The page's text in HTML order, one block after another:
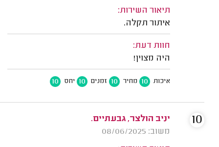
תיאור השירות:
איתור תקלה.
חוות דעת:
היה מצוין!
איכות 10 מחיר 10 זמנים 10 יחס 10
יניב הולצר, גבעתיים.
משוב: 08/06/2025
10